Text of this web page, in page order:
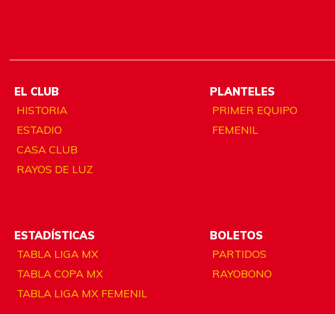
EL CLUB
HISTORIA
ESTADIO
CASA CLUB
RAYOS DE LUZ
PLANTELES
PRIMER EQUIPO
FEMENIL
ESTADÍSTICAS
TABLA LIGA MX
TABLA COPA MX
TABLA LIGA MX FEMENIL
BOLETOS
PARTIDOS
RAYOBONO